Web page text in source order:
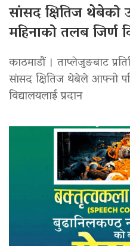
सांसद क्षितिज थेबेको
महिनाको तलब जिर्ण
काठमाडौं । ताप्लेजुङबाट
सांसद क्षितिज थेबेले आफ्नो
विद्यालयलाई प्रदान